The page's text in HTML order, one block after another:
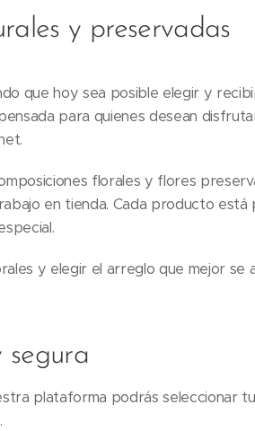
y preservadas
que hoy sea posible elegir y
para quienes desean
florales y flores
en tienda. Cada producto está
y elegir el arreglo que mejor se
plataforma podrás seleccionar